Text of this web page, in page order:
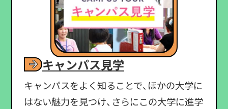
キャンパス見学
キャンパスをよく知ることで、ほかの大学に
はない魅力を見つけ、さらにこの大学に進学